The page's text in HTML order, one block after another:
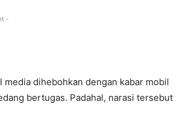
-
media dihebohkan dengan kabar mobil
bertugas. Padahal, narasi tersebut